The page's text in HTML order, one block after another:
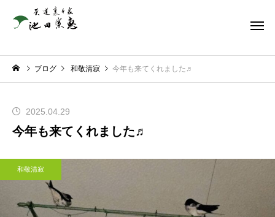
ブログ 和敬清寂 今年も来てくれました♬
2025.04.29
今年も来てくれました♬
和敬清寂